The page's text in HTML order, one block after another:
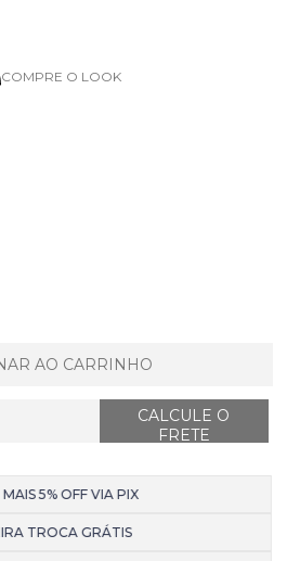
COMPRE O LOOK
AO CARRINHO
5% OFF VIA PIX
TROCA GRÁTIS